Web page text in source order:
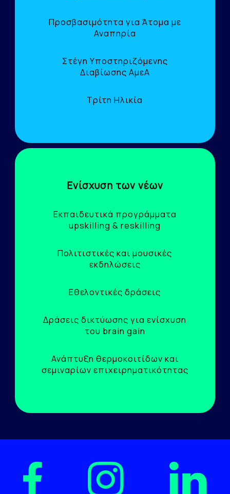
Προσβασιμότητα για Άτομα με
Αναπηρία
Στέγη Υποστηριζόμενης
Διαβίωσης ΑμεΑ
Τρίτη Ηλικία
Ενίσχυση των νέων
Εκπαιδευτικά προγράμματα
upskilling & reskilling
Πολιτιστικές και μουσικές
εκδηλώσεις
Εθελοντικές δράσεις
Δράσεις δικτύωσης για ενίσχυση
του brain gain
Ανάπτυξη θερμοκοιτίδων και
σεμιναρίων επιχειρηματικότητας